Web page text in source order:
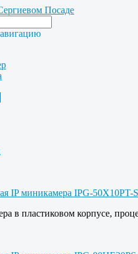
в пластиковом корпусе,